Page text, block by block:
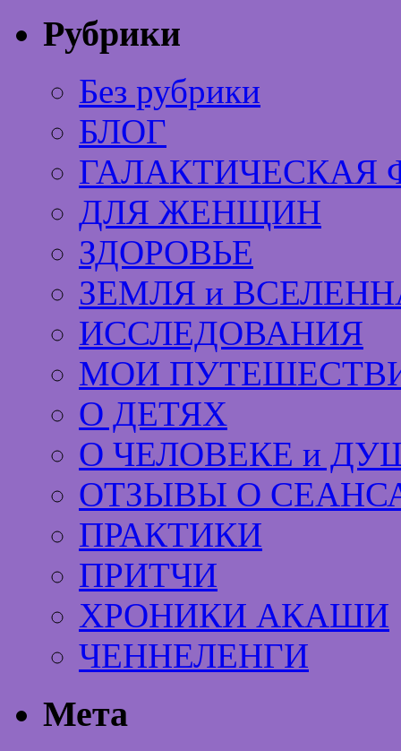
Рубрики
Без рубрики
БЛОГ
ГАЛАКТИЧЕСКАЯ
ДЛЯ ЖЕНЩИН
ЗДОРОВЬЕ
ЗЕМЛЯ и
ИССЛЕДОВАНИЯ
МОИ
О ДЕТЯХ
О ЧЕЛОВЕКЕ и
ОТЗЫВЫ О
ПРАКТИКИ
ПРИТЧИ
ХРОНИКИ АКАШИ
ЧЕННЕЛЕНГИ
Мета